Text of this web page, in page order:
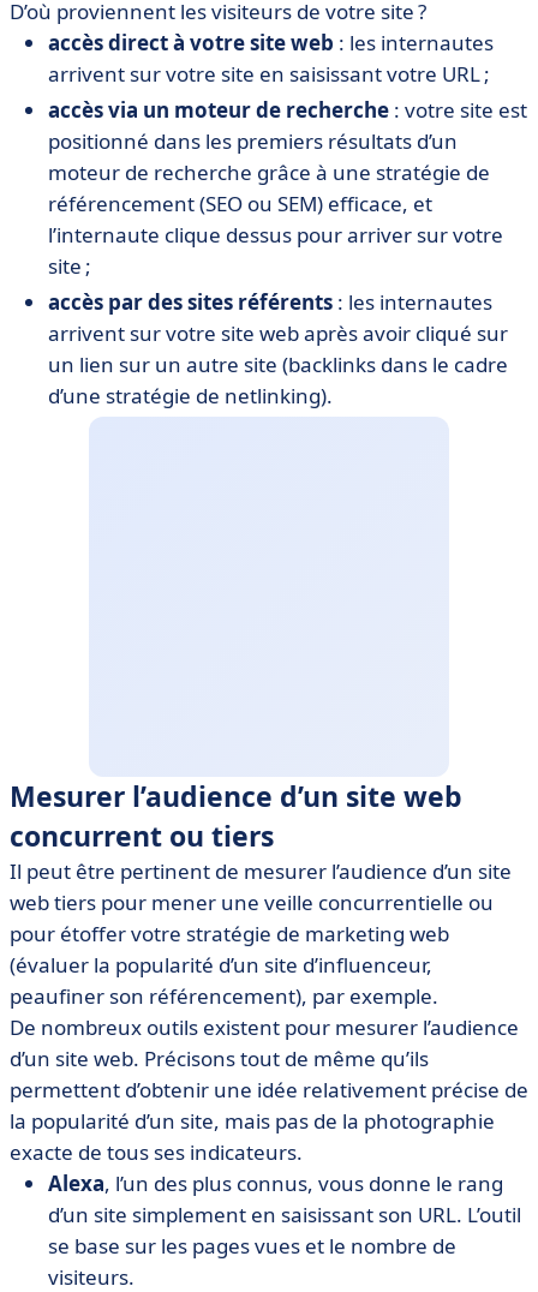
D’où proviennent les visiteurs de votre site ?
accès direct à votre site web : les internautes
arrivent sur votre site en saisissant votre URL ;
accès via un moteur de recherche : votre site est
positionné dans les premiers résultats d’un
moteur de recherche grâce à une stratégie de
référencement (SEO ou SEM) efficace, et
l’internaute clique dessus pour arriver sur votre
site ;
accès par des sites référents : les internautes
arrivent sur votre site web après avoir cliqué sur
un lien sur un autre site (backlinks dans le cadre
d’une stratégie de netlinking).
Mesurer l’audience d’un site web
concurrent ou tiers
Il peut être pertinent de mesurer l’audience d’un site
web tiers pour mener une veille concurrentielle ou
pour étoffer votre stratégie de marketing web
(évaluer la popularité d’un site d’influenceur,
peaufiner son référencement), par exemple.
De nombreux outils existent pour mesurer l’audience
d’un site web. Précisons tout de même qu’ils
permettent d’obtenir une idée relativement précise de
la popularité d’un site, mais pas de la photographie
exacte de tous ses indicateurs.
Alexa, l’un des plus connus, vous donne le rang
d’un site simplement en saisissant son URL. L’outil
se base sur les pages vues et le nombre de
visiteurs.